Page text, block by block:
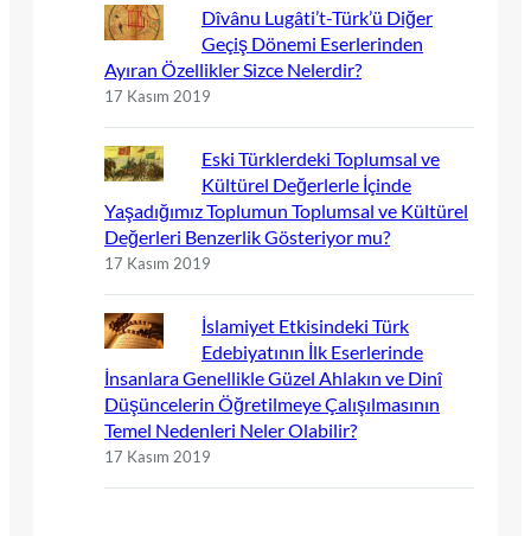
Dîvânu Lugâti’t-Türk’ü Diğer
Geçiş Dönemi Eserlerinden
Ayıran Özellikler Sizce Nelerdir?
17 Kasım 2019
Eski Türklerdeki Toplumsal ve
Kültürel Değerlerle İçinde
Yaşadığımız Toplumun Toplumsal ve Kültürel
Değerleri Benzerlik Gösteriyor mu?
17 Kasım 2019
İslamiyet Etkisindeki Türk
Edebiyatının İlk Eserlerinde
İnsanlara Genellikle Güzel Ahlakın ve Dinî
Düşüncelerin Öğretilmeye Çalışılmasının
Temel Nedenleri Neler Olabilir?
17 Kasım 2019